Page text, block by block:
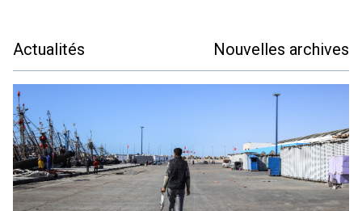
Actualités Nouvelles archives